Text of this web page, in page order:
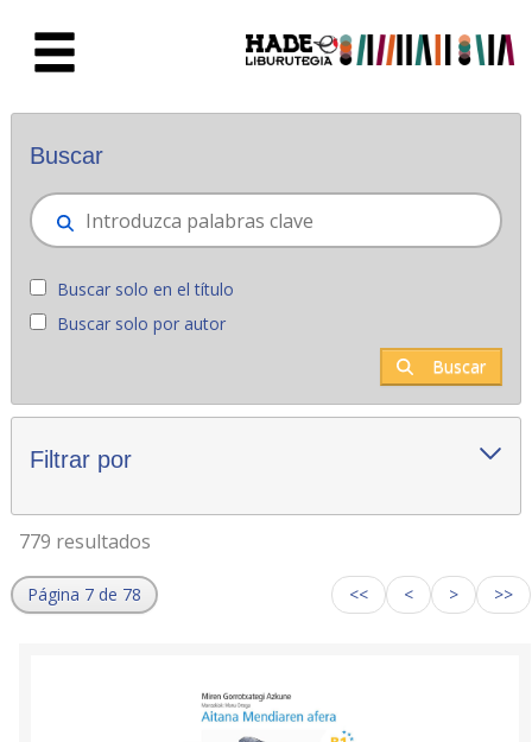
Novedades - Liburutegia
Buscar
Buscar solo en el título
Buscar solo por autor
Buscar
Filtrar por
779 resultados
Página 7 de 78 << < > >>